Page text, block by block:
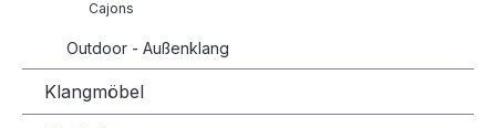
Cajons
Outdoor - Außenklang
Klangmöbel